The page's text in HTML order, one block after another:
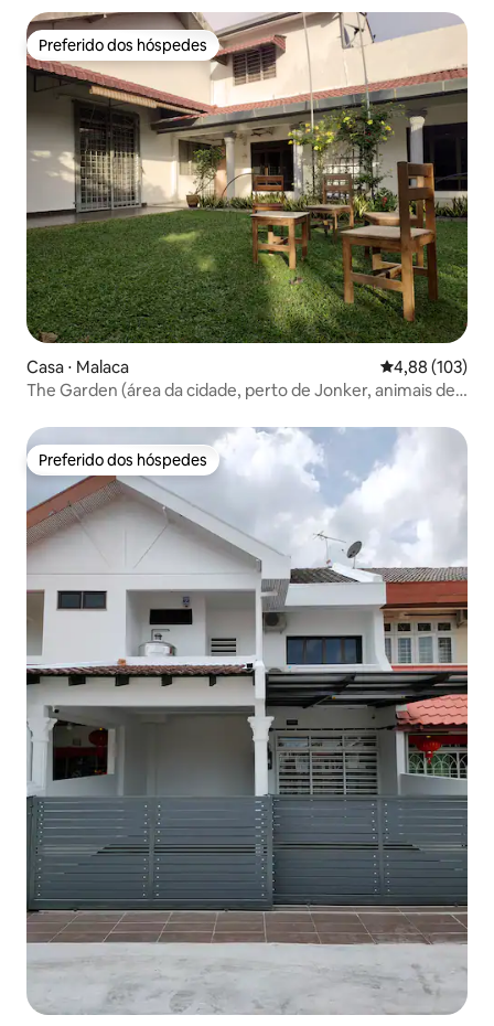
Preferido dos hóspedes
Preferido dos hóspedes
Casa ⋅ Malaca 4,88 de uma
4,88 (103)
The Garden (área da cidade, perto de Jonker, animais de
Preferido dos hóspedes
Preferido dos hóspedes